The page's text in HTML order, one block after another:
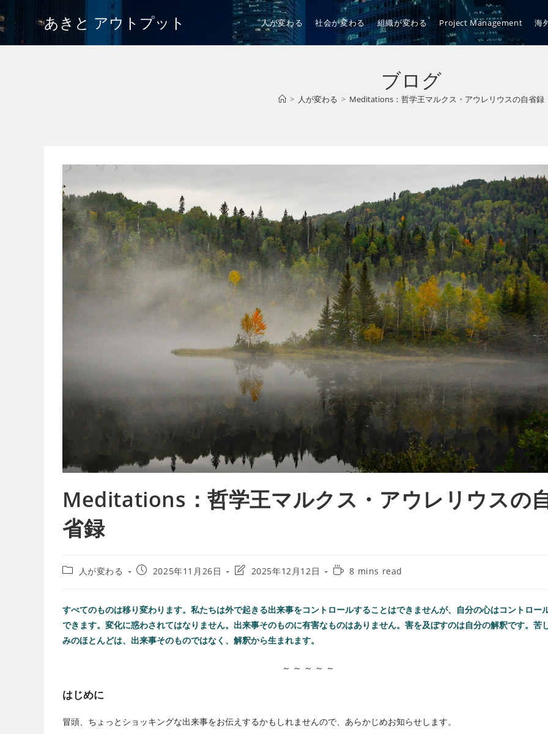
あきと アウトプット 人が変わる 社会が変わる 組織が変わる Project Management 海
ブログ
> 人が変わる > Meditations：哲学王マルクス・アウレリウスの自省録
Meditations：哲学王マルクス・アウレリウスの
省録
人が変わる 2025年11月26日 2025年12月12日 8 mins read
すべてのものは移り変わります。私たちは外で起きる出来事をコントロールすることはできませんが、自分の心はコントロー
できます。変化に惑わされてはなりません。出来事そのものに有害なものはありません。害を及ぼすのは自分の解釈です。苦
みのほとんどは、出来事そのものではなく、解釈から生まれます。
～ ～ ～ ～ ～
はじめに
冒頭、ちょっとショッキングな出来事をお伝えするかもしれませんので、あらかじめお知らせします。